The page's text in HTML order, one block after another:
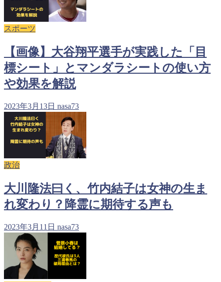
スポーツ
【画像】大谷翔平選手が実践した「目
標シート」とマンダラシートの使い方
や効果を解説
2023年3月13日 nasa73
政治
大川隆法曰く、竹内結子は女神の生ま
れ変わり？降霊に期待する声も
2023年3月11日 nasa73